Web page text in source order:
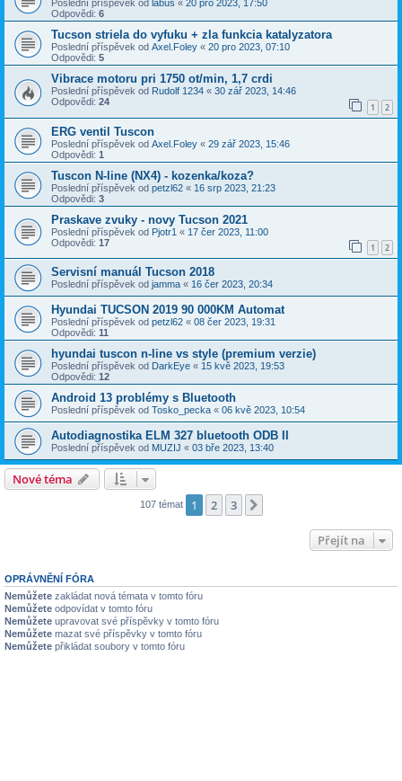
Poslední příspěvek od labus « 20 pro 2023, 17:50
Odpovědi: 6
Tucson striela do vyfuku + zla funkcia katalyzatora
Poslední příspěvek od Axel.Foley « 20 pro 2023, 07:10
Odpovědi: 5
Vibrace motoru pri 1750 ot/min, 1,7 crdi
Poslední příspěvek od Rudolf 1234 « 30 zář 2023, 14:46
Odpovědi: 24 1 2
ERG ventil Tuscon
Poslední příspěvek od Axel.Foley « 29 zář 2023, 15:46
Odpovědi: 1
Tuscon N-line (NX4) - kozenka/koza?
Poslední příspěvek od petzl62 « 16 srp 2023, 21:23
Odpovědi: 3
Praskave zvuky - novy Tucson 2021
Poslední příspěvek od Pjotr1 « 17 čer 2023, 11:00
Odpovědi: 17 1 2
Servisní manuál Tucson 2018
Poslední příspěvek od jamma « 16 čer 2023, 20:34
Hyundai TUCSON 2019 90 000KM Automat
Poslední příspěvek od petzl62 « 08 čer 2023, 19:31
Odpovědi: 11
hyundai tuscon n-line vs style (premium verzie)
Poslední příspěvek od DarkEye « 15 kvě 2023, 19:53
Odpovědi: 12
Android 13 problémy s Bluetooth
Poslední příspěvek od Tosko_pecka « 06 kvě 2023, 10:54
Autodiagnostika ELM 327 bluetooth ODB II
Poslední příspěvek od MUZIJ « 03 bře 2023, 13:40
Nové téma
107 témat 1 2 3
Přejít na
OPRÁVNĚNÍ FÓRA
Nemůžete zakládat nová témata v tomto fóru
Nemůžete odpovídat v tomto fóru
Nemůžete upravovat své příspěvky v tomto fóru
Nemůžete mazat své příspěvky v tomto fóru
Nemůžete přikládat soubory v tomto fóru